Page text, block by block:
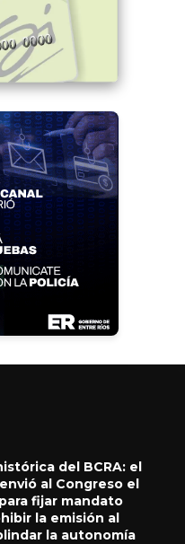
del BCRA: el
al Congreso el
fijar mandato
la emisión al
la autonomía